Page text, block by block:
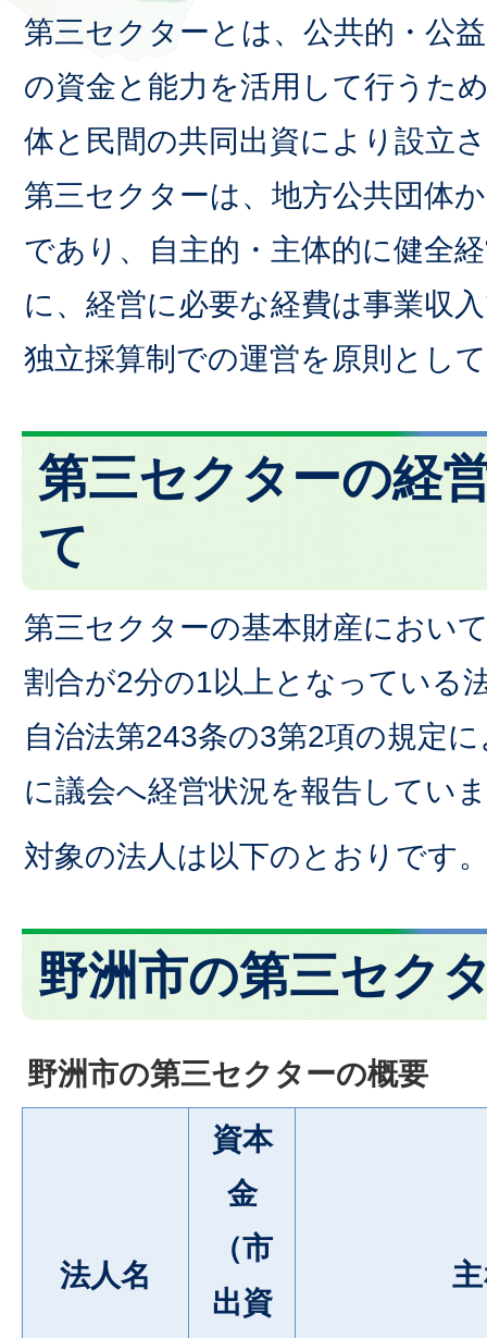
第三セクターとは、公共的・公
の資金と能力を活用して行うた
体と民間の共同出資により設立
第三セクターは、地方公共団体
であり、自主的・主体的に健全
に、経営に必要な経費は事業収
独立採算制での運営を原則とし
第三セクターの経
て
第三セクターの基本財産におい
割合が2分の1以上となっている
自治法第243条の3第2項の規定
に議会へ経営状況を報告してい
対象の法人は以下のとおりです
野洲市の第三セク
野洲市の第三セクターの概要
法人名
資本
金
（市
出資